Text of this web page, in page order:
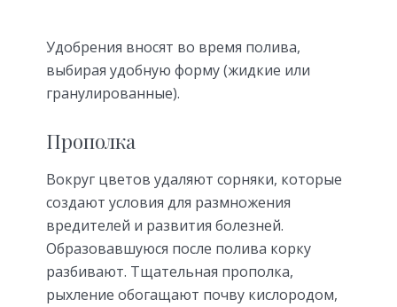
Удобрения вносят во время полива,
выбирая удобную форму (жидкие или
гранулированные).
Прополка
Вокруг цветов удаляют сорняки, которые
создают условия для размножения
вредителей и развития болезней.
Образовавшуюся после полива корку
разбивают. Тщательная прополка,
рыхление обогащают почву кислородом,